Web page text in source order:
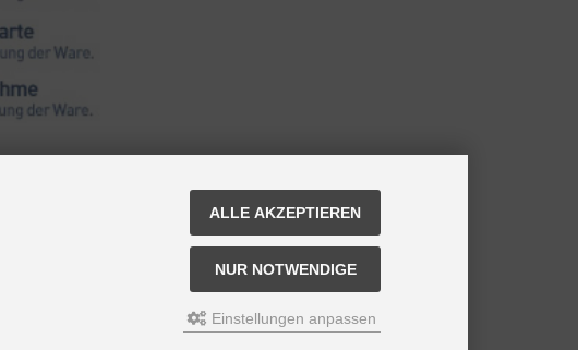
ALLE AKZEPTIEREN
NUR NOTWENDIGE
Einstellungen anpassen